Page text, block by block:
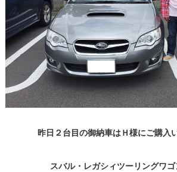
昨日２台目の御納車はＨ様にご購入
スバル・レガシィツーリングワゴ